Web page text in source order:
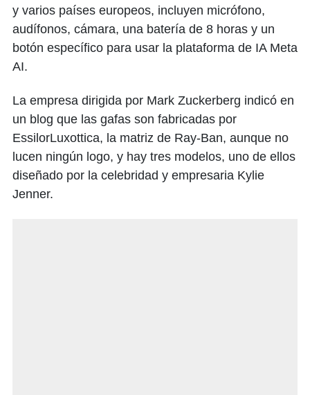
y varios países europeos, incluyen micrófono,
audífonos, cámara, una batería de 8 horas y un
botón específico para usar la plataforma de IA Meta
AI.
La empresa dirigida por Mark Zuckerberg indicó en
un blog que las gafas son fabricadas por
EssilorLuxottica, la matriz de Ray-Ban, aunque no
lucen ningún logo, y hay tres modelos, uno de ellos
diseñado por la celebridad y empresaria Kylie
Jenner.